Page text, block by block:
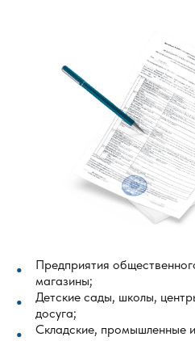
Предприятия
магазины;
Детские сады, школы,
досуга;
Складские, промышленные